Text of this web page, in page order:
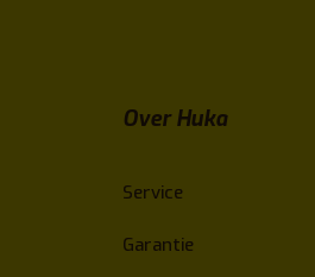
Over Huka
Service
Garantie